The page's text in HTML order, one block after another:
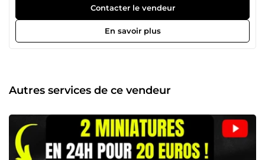
le montage vidéo 📆 Disponible 7j/7 pour répondre à vos
besoins et vous accompagner dans vos projets. 👉
Contactez-moi dès maintenant en cliquant sur &quot;Me
Contacter&quot; ! Discutons de vos idées et de la meilleure
Contacter le vendeur
En savoir plus
Autres services de ce vendeur